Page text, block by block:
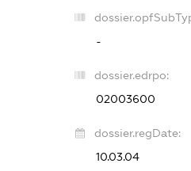
-
dossier.edrpo:
02003600
dossier.regDate:
10.03.04